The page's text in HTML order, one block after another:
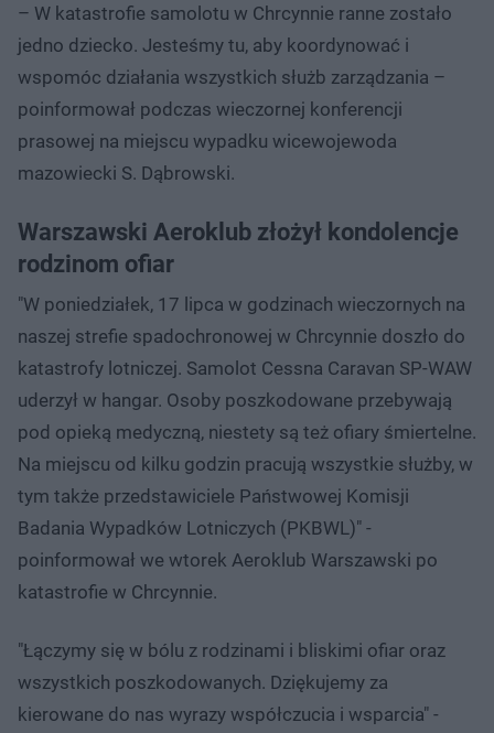
– W katastrofie samolotu w Chrcynnie ranne zostało
jedno dziecko. Jesteśmy tu, aby koordynować i
wspomóc działania wszystkich służb zarządzania –
poinformował podczas wieczornej konferencji
prasowej na miejscu wypadku wicewojewoda
mazowiecki S. Dąbrowski.
Warszawski Aeroklub złożył kondolencje
rodzinom ofiar
"W poniedziałek, 17 lipca w godzinach wieczornych na
naszej strefie spadochronowej w Chrcynnie doszło do
katastrofy lotniczej. Samolot Cessna Caravan SP-WAW
uderzył w hangar. Osoby poszkodowane przebywają
pod opieką medyczną, niestety są też ofiary śmiertelne.
Na miejscu od kilku godzin pracują wszystkie służby, w
tym także przedstawiciele Państwowej Komisji
Badania Wypadków Lotniczych (PKBWL)" -
poinformował we wtorek Aeroklub Warszawski po
katastrofie w Chrcynnie.
"Łączymy się w bólu z rodzinami i bliskimi ofiar oraz
wszystkich poszkodowanych. Dziękujemy za
kierowane do nas wyrazy współczucia i wsparcia" -